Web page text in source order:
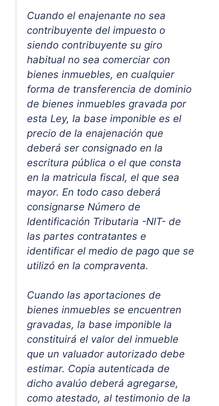
Cuando el enajenante no sea
contribuyente del impuesto o
siendo contribuyente su giro
habitual no sea comerciar con
bienes inmuebles, en cualquier
forma de transferencia de dominio
de bienes inmuebles gravada por
esta Ley, la base imponible es el
precio de la enajenación que
deberá ser consignado en la
escritura pública o el que consta
en la matricula fiscal, el que sea
mayor. En todo caso deberá
consignarse Número de
Identificación Tributaria -NIT- de
las partes contratantes e
identificar el medio de pago que se
utilizó en la compraventa.
Cuando las aportaciones de
bienes inmuebles se encuentren
gravadas, la base imponible la
constituirá el valor del inmueble
que un valuador autorizado debe
estimar. Copia autenticada de
dicho avalúo deberá agregarse,
como atestado, al testimonio de la